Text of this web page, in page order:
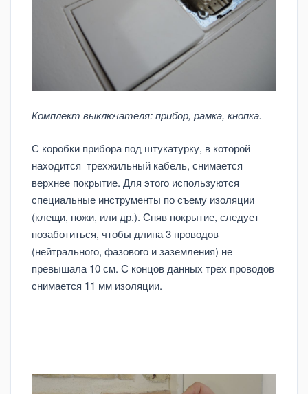
Комплект выключателя: прибор, рамка, кнопка.
С коробки прибора под штукатурку, в которой
находится трехжильный кабель, снимается
верхнее покрытие. Для этого используются
специальные инструменты по съему изоляции
(клещи, ножи, или др.). Сняв покрытие, следует
позаботиться, чтобы длина 3 проводов
(нейтрального, фазового и заземления) не
превышала 10 см. С концов данных трех проводов
снимается 11 мм изоляции.